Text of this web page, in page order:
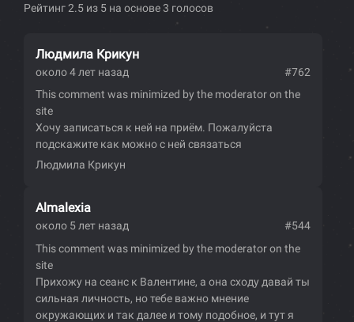
Рейтинг 2.5 из 5 на основе 3 голосов
Людмила Крикун
около 4 лет назад
#762
This comment was minimized by the moderator on the
site
Хочу записаться к ней на приём. Пожалуйста
подскажите как можно с ней связаться
Людмила Крикун
Almalexia
около 5 лет назад
#544
This comment was minimized by the moderator on the
site
Прихожу на сеанс к Валентине, а она сходу давай ты
сильная личность, но тебе важно мнение
окружающих и так далее и тому подобное, и тут я